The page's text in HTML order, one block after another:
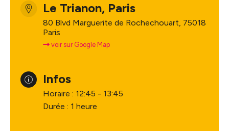
Le Trianon, Paris
80 Blvd Marguerite de Rochechouart, 75018
Paris
voir sur Google Map
Infos
Horaire : 12:45 - 13:45
Durée : 1 heure